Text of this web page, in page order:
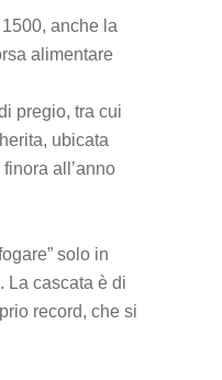
anche la
alimentare
pregio, tra cui
ubicata
all’anno
solo in
La cascata è di
record, che si